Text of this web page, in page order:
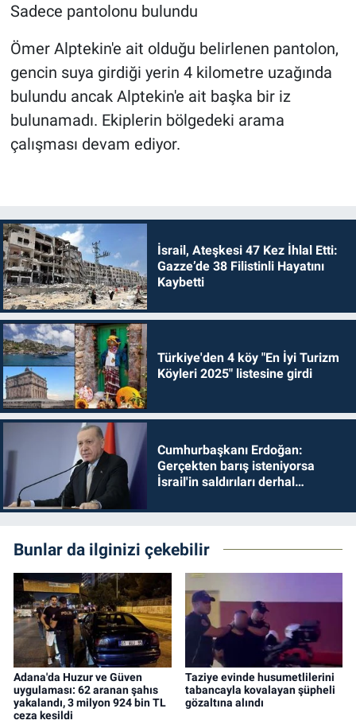
Sadece pantolonu bulundu
Ömer Alptekin'e ait olduğu belirlenen pantolon,
gencin suya girdiği yerin 4 kilometre uzağında
bulundu ancak Alptekin'e ait başka bir iz
bulunamadı. Ekiplerin bölgedeki arama
çalışması devam ediyor.
İsrail, Ateşkesi 47 Kez İhlal Etti:
Gazze’de 38 Filistinli Hayatını
Kaybetti
Türkiye'den 4 köy "En İyi Turizm
Köyleri 2025" listesine girdi
Cumhurbaşkanı Erdoğan:
Gerçekten barış isteniyorsa
İsrail'in saldırıları derhal
Bunlar da ilginizi çekebilir
Adana'da Huzur ve Güven
uygulaması: 62 aranan şahıs
yakalandı, 3 milyon 924 bin TL
ceza kesildi
Taziye evinde husumetlilerini
tabancayla kovalayan şüpheli
gözaltına alındı